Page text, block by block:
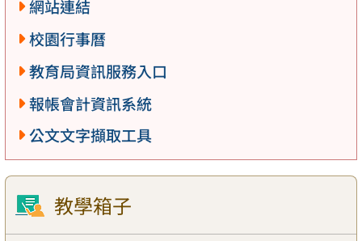
網站連結
校園行事曆
教育局資訊服務入口
報帳會計資訊系統
公文文字擷取工具
教學箱子